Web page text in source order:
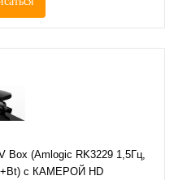
Box (Amlogic RK3229 1,5Гц,
с КАМЕРОЙ HD